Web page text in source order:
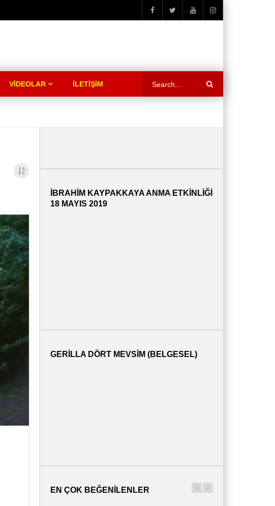
VIDEOLAR İLETİŞİM
İBRAHİM KAYPAKKAYA ANMA ETKİNLİĞİ
18 MAYIS 2019
GERILLA DÖRT MEVSIM (BELGESEL)
EN ÇOK BEĞENILENLER